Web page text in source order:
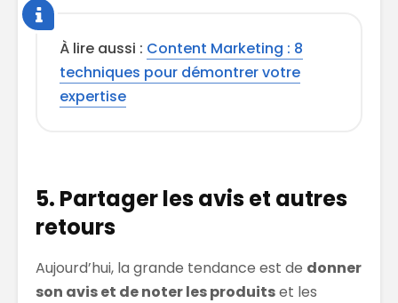
À lire aussi : Content Marketing : 8
techniques pour démontrer votre
expertise
5. Partager les avis et autres
retours
Aujourd’hui, la grande tendance est de donner
son avis et de noter les produitset les